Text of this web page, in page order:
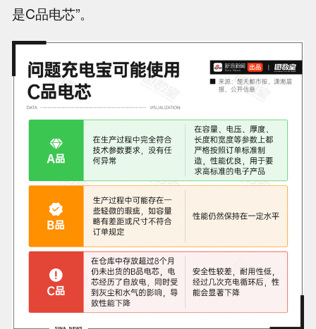
是C品电芯”。